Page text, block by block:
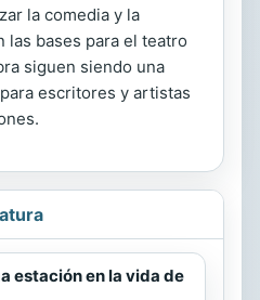
la comedia y la
bases para el teatro
siguen siendo una
escritores y artistas
estación en la vida de